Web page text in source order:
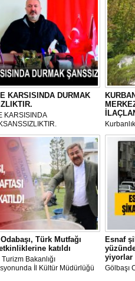
KARSISINDA DURMAK
KARSISINDA
ve
her gün
Türk Mutfağı
katıldı
Bakanlığı
İl Kültür Müdürlüğü
Esnaf
yiyorlar
Gölbaşı